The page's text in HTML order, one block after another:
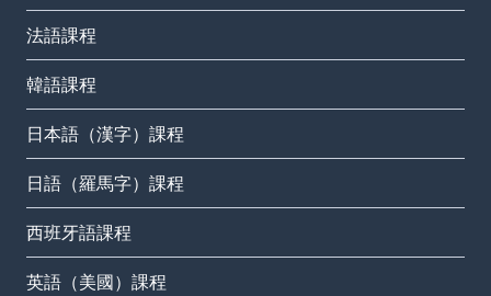
法語課程
韓語課程
日本語（漢字）課程
日語（羅馬字）課程
西班牙語課程
英語（美國）課程